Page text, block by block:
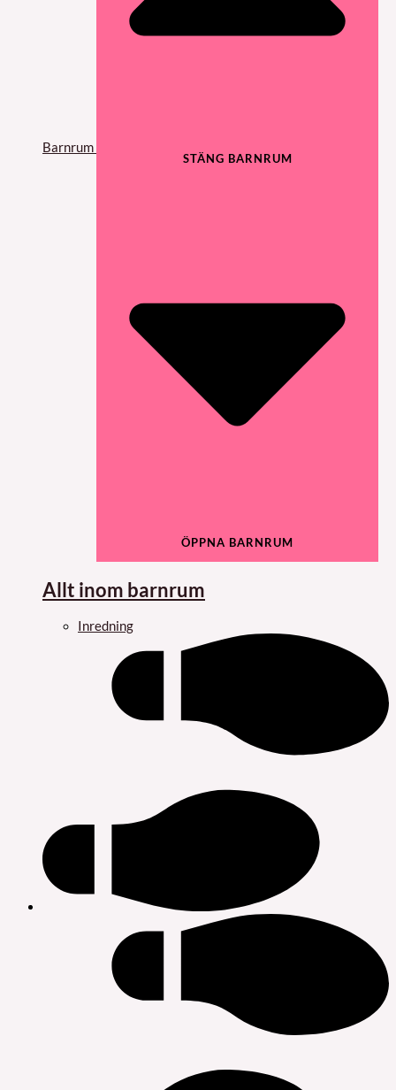
Barnrum
STÄNG BARNRUM
ÖPPNA BARNRUM
Allt inom barnrum
Inredning